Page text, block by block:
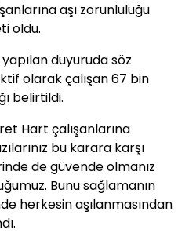
aşı zorunluluğu
oldu.
duyuruda söz
olarak çalışan 67 bin
belirtildi.
Hart çalışanlarına
bu karara karşı
de güvende olmanız
Bunu sağlamanın
herkesin aşılanmasından